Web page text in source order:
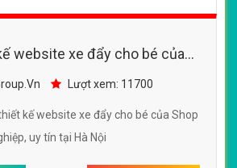
website xe đẩy cho bé của
Lượt xem: 11700
kế website xe đẩy cho bé của Shop
uy tín tại Hà Nội